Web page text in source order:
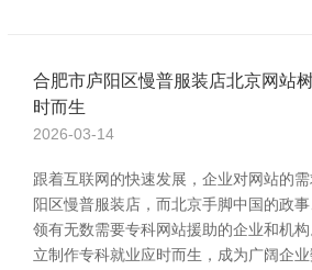
合肥市庐阳区慢普服装店北京网站
时而生
2026-03-14
跟着互联网的快速发展，企业对网站的
阳区慢普服装店，而北京手脚中国的政事
领有无数需要专科网站援助的企业和机
立制作专科就业应时而生，成为广阔企